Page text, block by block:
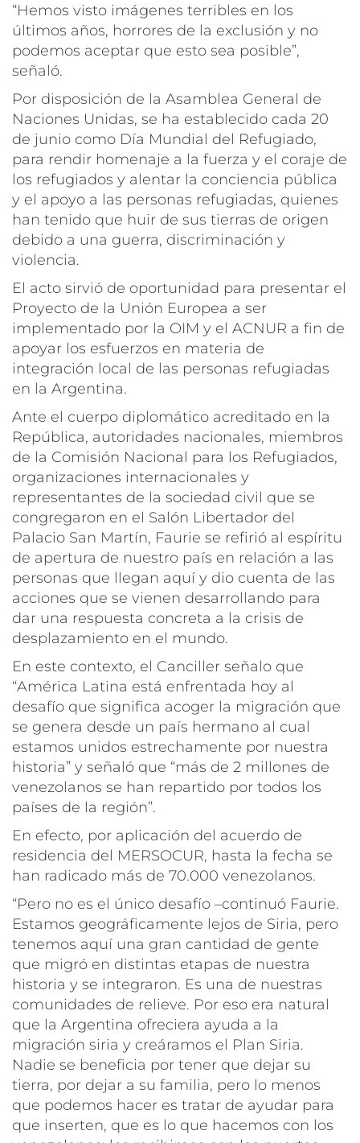
“Hemos visto imágenes terribles en los
últimos años, horrores de la exclusión y no
podemos aceptar que esto sea posible”,
señaló.
Por disposición de la Asamblea General de
Naciones Unidas, se ha establecido cada 20
de junio como Día Mundial del Refugiado,
para rendir homenaje a la fuerza y el coraje de
los refugiados y alentar la conciencia pública
y el apoyo a las personas refugiadas, quienes
han tenido que huir de sus tierras de origen
debido a una guerra, discriminación y
violencia.
El acto sirvió de oportunidad para presentar el
Proyecto de la Unión Europea a ser
implementado por la OIM y el ACNUR a fin de
apoyar los esfuerzos en materia de
integración local de las personas refugiadas
en la Argentina.
Ante el cuerpo diplomático acreditado en la
República, autoridades nacionales, miembros
de la Comisión Nacional para los Refugiados,
organizaciones internacionales y
representantes de la sociedad civil que se
congregaron en el Salón Libertador del
Palacio San Martín, Faurie se refirió al espíritu
de apertura de nuestro país en relación a las
personas que llegan aquí y dio cuenta de las
acciones que se vienen desarrollando para
dar una respuesta concreta a la crisis de
desplazamiento en el mundo.
En este contexto, el Canciller señalo que
“América Latina está enfrentada hoy al
desafío que significa acoger la migración que
se genera desde un país hermano al cual
estamos unidos estrechamente por nuestra
historia” y señaló que “más de 2 millones de
venezolanos se han repartido por todos los
países de la región”.
En efecto, por aplicación del acuerdo de
residencia del MERSOCUR, hasta la fecha se
han radicado más de 70.000 venezolanos.
“Pero no es el único desafío –continuó Faurie.
Estamos geográficamente lejos de Siria, pero
tenemos aquí una gran cantidad de gente
que migró en distintas etapas de nuestra
historia y se integraron. Es una de nuestras
comunidades de relieve. Por eso era natural
que la Argentina ofreciera ayuda a la
migración siria y creáramos el Plan Siria.
Nadie se beneficia por tener que dejar su
tierra, por dejar a su familia, pero lo menos
que podemos hacer es tratar de ayudar para
que inserten, que es lo que hacemos con los